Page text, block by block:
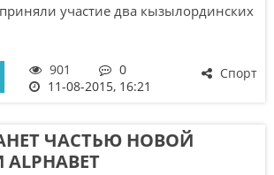
участие два кызылординских
Спорт
901
0
11-08-2015, 16:21
ЧАСТЬЮ НОВОЙ